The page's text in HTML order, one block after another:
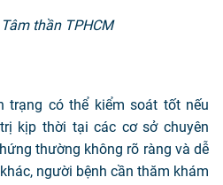
thần TPHCM
trạng có thể kiểm soát tốt nếu
kịp thời tại các cơ sở chuyên
thường không rõ ràng và dễ
người bệnh cần thăm khám